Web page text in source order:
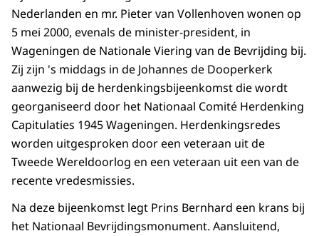
Nederlanden en mr. Pieter van Vollenhoven wonen op
5 mei 2000, evenals de minister-president, in
Wageningen de Nationale Viering van de Bevrijding bij.
Zij zijn 's middags in de Johannes de Dooperkerk
aanwezig bij de herdenkingsbijeenkomst die wordt
georganiseerd door het Nationaal Comité Herdenking
Capitulaties 1945 Wageningen. Herdenkingsredes
worden uitgesproken door een veteraan uit de
Tweede Wereldoorlog en een veteraan uit een van de
recente vredesmissies.
Na deze bijeenkomst legt Prins Bernhard een krans bij
het Nationaal Bevrijdingsmonument. Aansluitend,